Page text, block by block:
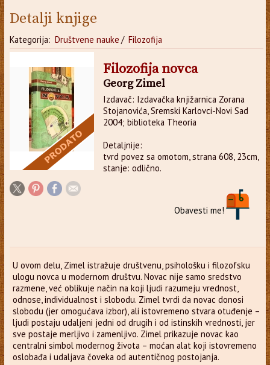
Detalji knjige
Kategorija: Društvene nauke / Filozofija
Filozofija novca
Georg Zimel
Izdavač: Izdavačka knjižarnica Zorana
Stojanovića, Sremski Karlovci-Novi Sad
2004; biblioteka Theoria
Detaljnije:
tvrd povez sa omotom, strana 608, 23cm,
stanje: odlično.
Obavesti me!
U ovom delu, Zimel istražuje društvenu, psihološku i filozofsku
ulogu novca u modernom društvu. Novac nije samo sredstvo
razmene, već oblikuje način na koji ljudi razumeju vrednost,
odnose, individualnost i slobodu. Zimel tvrdi da novac donosi
slobodu (jer omogućava izbor), ali istovremeno stvara otuđenje –
ljudi postaju udaljeni jedni od drugih i od istinskih vrednosti, jer
sve postaje merljivo i zamenljivo. Zimel prikazuje novac kao
centralni simbol modernog života – moćan alat koji istovremeno
oslobađa i udaljava čoveka od autentičnog postojanja.